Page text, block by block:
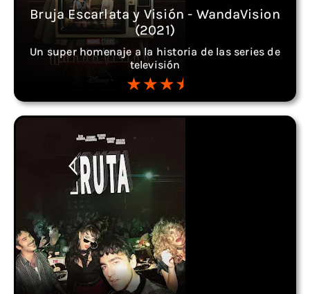
Bruja Escarlata y Visión - WandaVision
(2021)
Un super homenaje a la historia de las series de
televisión